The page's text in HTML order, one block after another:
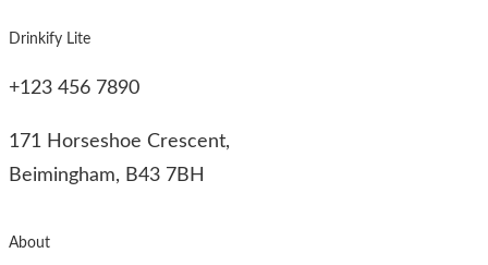
Drinkify Lite
+123 456 7890
171 Horseshoe Crescent,
Beimingham, B43 7BH
About